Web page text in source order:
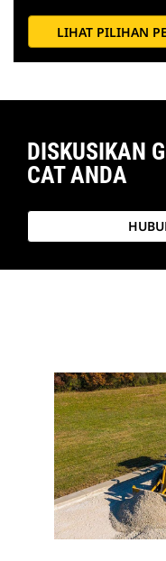
LIHAT PILIHAN
DISKUSIKAN
CAT ANDA